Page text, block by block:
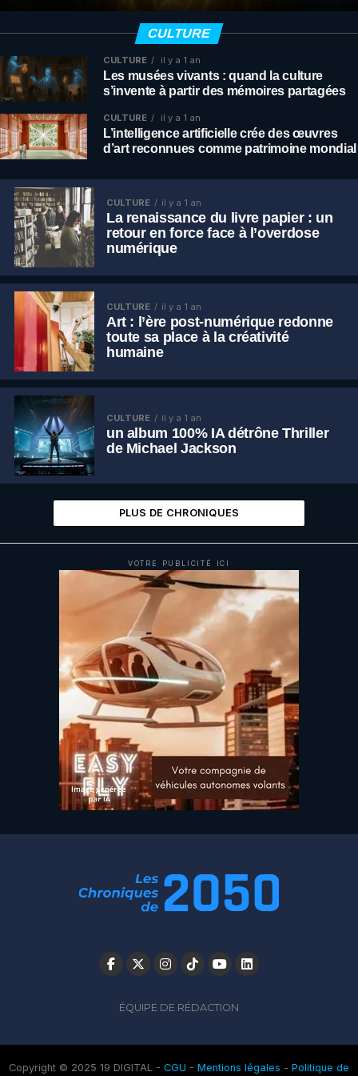
CULTURE
CULTURE il y a 1 an
Les musées vivants : quand la culture
s’invente à partir des mémoires partagées
CULTURE il y a 1 an
L’intelligence artificielle crée des œuvres
d’art reconnues comme patrimoine mondial
CULTURE il y a 1 an
La renaissance du livre papier : un
retour en force face à l’overdose
numérique
CULTURE il y a 1 an
Art : l’ère post-numérique redonne
toute sa place à la créativité
humaine
CULTURE il y a 1 an
un album 100% IA détrône Thriller
de Michael Jackson
PLUS DE CHRONIQUES
VOTRE PUBLICITÉ ICI
ÉQUIPE DE RÉDACTION
Copyright © 2025 19 DIGITAL - CGU - Mentions légales - Politique de